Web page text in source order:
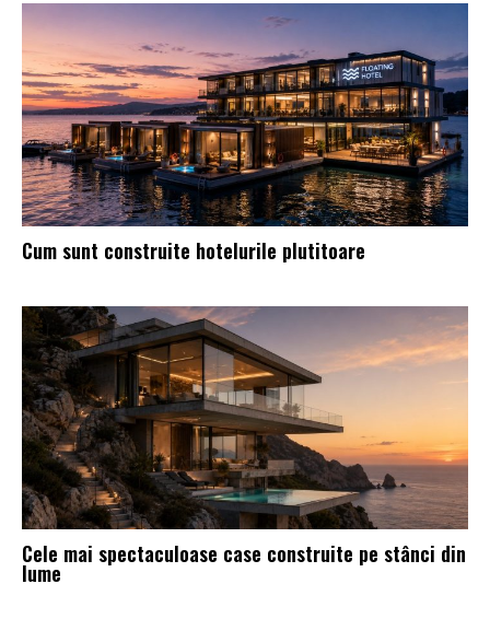
Cum sunt construite hotelurile plutitoare
Cele mai spectaculoase case construite pe stânci din
lume